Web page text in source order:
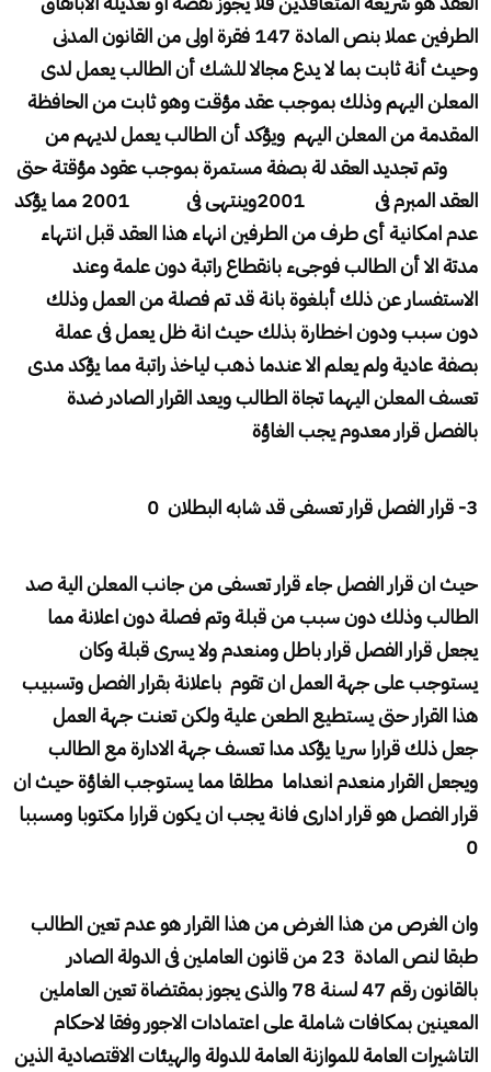
الطرفين عملا بنص المادة 147 فقرة اولى من القانون المدنى
وحيث أنة ثابت بما لا يدع مجالا للشك أن الطالب يعمل لدى
المعلن اليهم وذلك بموجب عقد مؤقت وهو ثابت من الحافظة
المقدمة من المعلن اليهم ويؤكد أن الطالب يعمل لديهم من
وتم تجديد العقد لة بصفة مستمرة بموجب عقود مؤقتة حتى
العقد المبرم فى 2001وينتهى فى 2001 مما يؤكد
عدم امكانية أى طرف من الطرفين انهاء هذا العقد قبل انتهاء
مدتة الا أن الطالب فوجىء بانقطاع راتبة دون علمة وعند
الاستفسار عن ذلك أبلغوة بانة قد تم فصلة من العمل وذلك
دون سبب ودون اخطارة بذلك حيث انة ظل يعمل فى عملة
بصفة عادية ولم يعلم الا عندما ذهب لياخذ راتبة مما يؤكد مدى
تعسف المعلن اليهما تجاة الطالب ويعد القرار الصادر ضدة
بالفصل قرار معدوم يجب الغاؤة
3- قرار الفصل قرار تعسفى قد شابه البطلان 0
حيث ان قرار الفصل جاء قرار تعسفى من جانب المعلن الية صد
الطالب وذلك دون سبب من قبلة وتم فصلة دون اعلانة مما
يجعل قرار الفصل قرار باطل ومنعدم ولا يسرى قبلة وكان
يستوجب على جهة العمل ان تقوم باعلانة بقرار الفصل وتسبيب
هذا القرار حتى يستطيع الطعن علية ولكن تعنت جهة العمل
جعل ذلك قرارا سريا يؤكد مدا تعسف جهة الادارة مع الطالب
ويجعل القرار منعدم انعداما مطلقا مما يستوجب الغاؤة حيث ان
قرار الفصل هو قرار ادارى فانة يجب ان يكون قرارا مكتوبا ومسببا
0
وان الغرص من هذا الغرض من هذا القرار هو عدم تعين الطالب
طبقا لنص المادة 23 من قانون العاملين فى الدولة الصادر
بالقانون رقم 47 لسنة 78 والذى يجوز بمقتضاة تعين العاملين
المعينين بمكافات شاملة على اعتمادات الاجور وفقا لاحكام
التاشيرات العامة للموازنة العامة للدولة والهيئات الاقتصادية الذين